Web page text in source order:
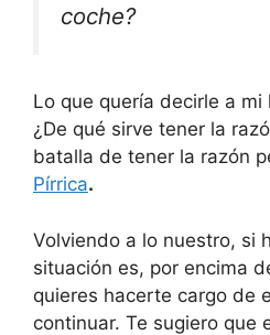
coche?
Lo que quería decirle a mi
¿De qué sirve tener la
batalla de tener la razón
Pírrica.
Volviendo a lo nuestro, si
situación es, por encima
quieres hacerte cargo de
continuar. Te sugiero que